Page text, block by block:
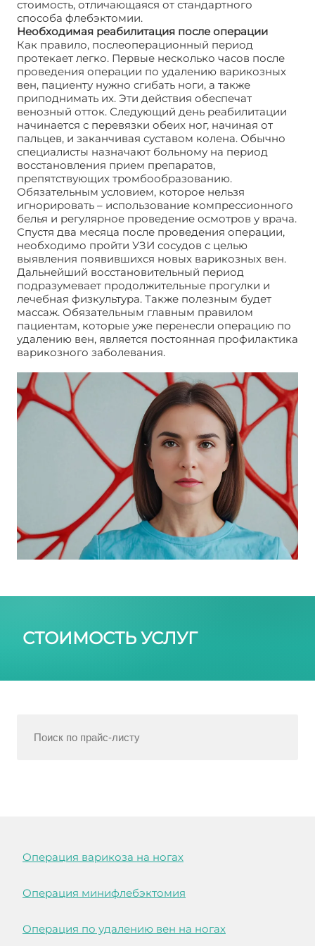
стоимость, отличающаяся от стандартного
способа флебэктомии.
Необходимая реабилитация после операции
Как правило, послеоперационный период
протекает легко. Первые несколько часов после
проведения операции по удалению варикозных
вен, пациенту нужно сгибать ноги, а также
приподнимать их. Эти действия обеспечат
венозный отток. Следующий день реабилитации
начинается с перевязки обеих ног, начиная от
пальцев, и заканчивая суставом колена. Обычно
специалисты назначают больному на период
восстановления прием препаратов,
препятствующих тромбообразованию.
Обязательным условием, которое нельзя
игнорировать – использование компрессионного
белья и регулярное проведение осмотров у врача.
Спустя два месяца после проведения операции,
необходимо пройти УЗИ сосудов с целью
выявления появившихся новых варикозных вен.
Дальнейший восстановительный период
подразумевает продолжительные прогулки и
лечебная физкультура. Также полезным будет
массаж. Обязательным главным правилом
пациентам, которые уже перенесли операцию по
удалению вен, является постоянная профилактика
варикозного заболевания.
СТОИМОСТЬ УСЛУГ
Операция варикоза на ногах
Операция минифлебэктомия
Операция по удалению вен на ногах